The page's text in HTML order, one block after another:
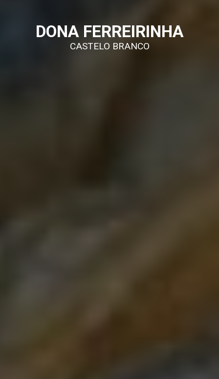
DONA FERREIRINHA
CASTELO BRANCO